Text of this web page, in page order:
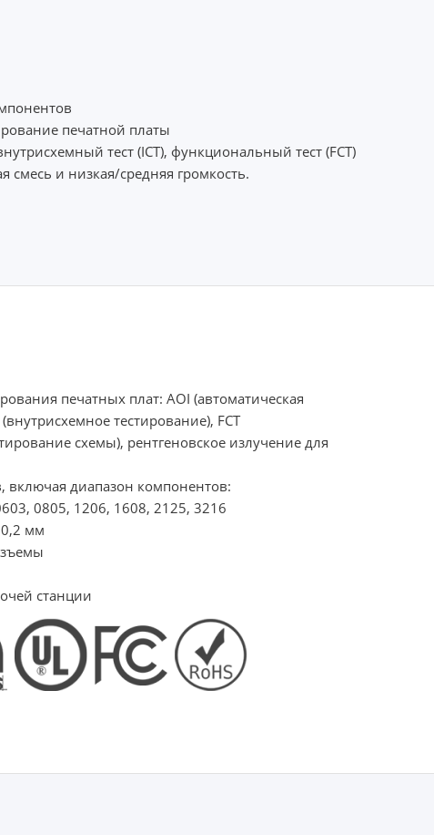
печатной платы
тест (ICT), функциональный тест (FCT)
смесь и низкая/средняя громкость.
печатных плат: AOI (автоматическая
тестирование), FCT
схемы), рентгеновское излучение для
включая диапазон компонентов:
0805, 1206, 1608, 2125, 3216
мм
станции